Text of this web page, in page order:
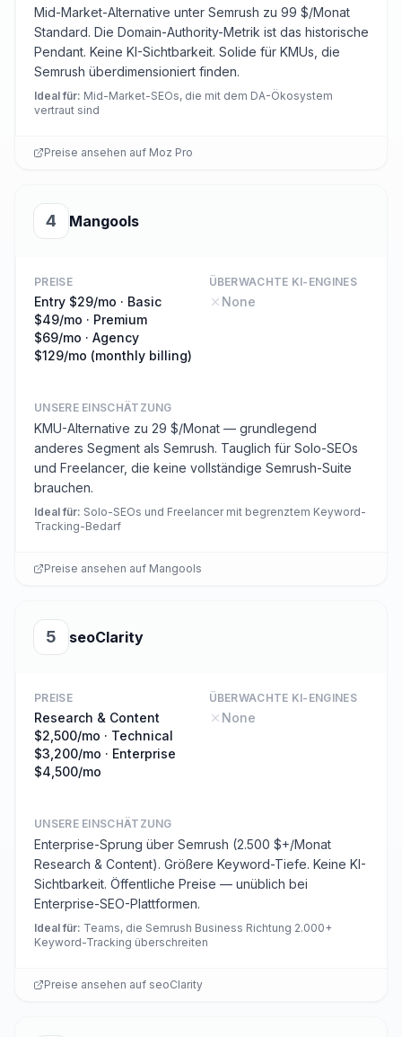
Mid-Market-Alternative unter Semrush zu 99 $/Monat
Standard. Die Domain-Authority-Metrik ist das historische
Pendant. Keine KI-Sichtbarkeit. Solide für KMUs, die
Semrush überdimensioniert finden.
Ideal für: Mid-Market-SEOs, die mit dem DA-Ökosystem
vertraut sind
Preise ansehen auf Moz Pro
4 Mangools
PREISE
Entry $29/mo · Basic
$49/mo · Premium
$69/mo · Agency
$129/mo (monthly billing)
ÜBERWACHTE KI-ENGINES
None
UNSERE EINSCHÄTZUNG
KMU-Alternative zu 29 $/Monat — grundlegend
anderes Segment als Semrush. Tauglich für Solo-SEOs
und Freelancer, die keine vollständige Semrush-Suite
brauchen.
Ideal für: Solo-SEOs und Freelancer mit begrenztem Keyword-
Tracking-Bedarf
Preise ansehen auf Mangools
5 seoClarity
PREISE
Research & Content
$2,500/mo · Technical
$3,200/mo · Enterprise
$4,500/mo
ÜBERWACHTE KI-ENGINES
None
UNSERE EINSCHÄTZUNG
Enterprise-Sprung über Semrush (2.500 $+/Monat
Research & Content). Größere Keyword-Tiefe. Keine KI-
Sichtbarkeit. Öffentliche Preise — unüblich bei
Enterprise-SEO-Plattformen.
Ideal für: Teams, die Semrush Business Richtung 2.000+
Keyword-Tracking überschreiten
Preise ansehen auf seoClarity